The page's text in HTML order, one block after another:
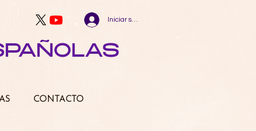
Iniciar sesión
CONTACTO